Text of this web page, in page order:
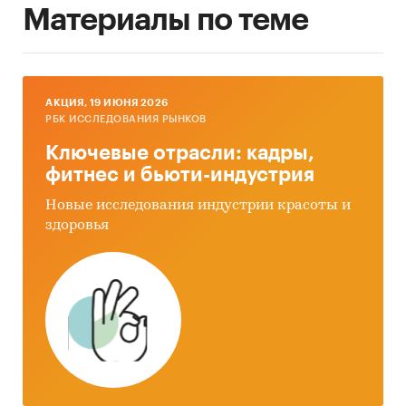
Материалы по теме
AКЦИЯ, 19 ИЮНЯ 2026
РБК ИССЛЕДОВАНИЯ РЫНКОВ
Ключевые отрасли: кадры,
фитнес и бьюти-индустрия
Новые исследования индустрии красоты и
здоровья